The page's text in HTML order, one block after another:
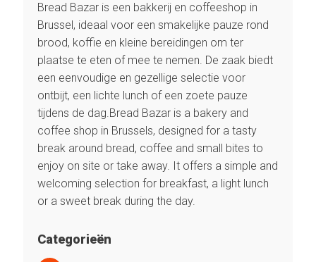
Bread Bazar is een bakkerij en coffeeshop in
Brussel, ideaal voor een smakelijke pauze rond
brood, koffie en kleine bereidingen om ter
plaatse te eten of mee te nemen. De zaak biedt
een eenvoudige en gezellige selectie voor
ontbijt, een lichte lunch of een zoete pauze
tijdens de dag.Bread Bazar is a bakery and
coffee shop in Brussels, designed for a tasty
break around bread, coffee and small bites to
enjoy on site or take away. It offers a simple and
welcoming selection for breakfast, a light lunch
or a sweet break during the day.
Categorieën